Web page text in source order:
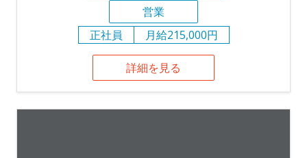
営業
正社員
月給215,000円
詳細を見る